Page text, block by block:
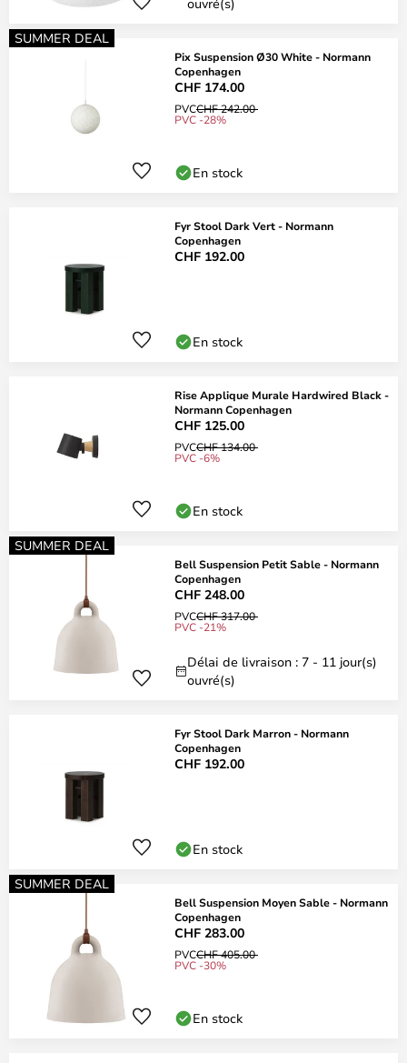
SUMMER DEAL
Pix Suspension Ø30 White - Normann
Copenhagen
CHF 174.00
PVCCHF 242.00
PVC -28%
En stock
Fyr Stool Dark Vert - Normann
Copenhagen
CHF 192.00
En stock
Rise Applique Murale Hardwired Black -
Normann Copenhagen
CHF 125.00
PVCCHF 134.00
PVC -6%
En stock
SUMMER DEAL
Bell Suspension Petit Sable - Normann
Copenhagen
CHF 248.00
PVCCHF 317.00
PVC -21%
Délai de livraison : 7 - 11 jour(s)
ouvré(s)
Fyr Stool Dark Marron - Normann
Copenhagen
CHF 192.00
En stock
SUMMER DEAL
Bell Suspension Moyen Sable - Normann
Copenhagen
CHF 283.00
PVCCHF 405.00
PVC -30%
En stock